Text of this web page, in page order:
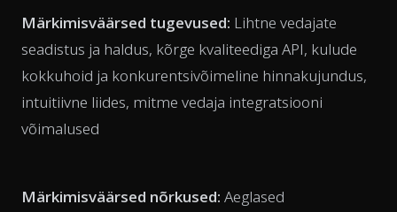
Märkimisväärsed tugevused: Lihtne vedajate
seadistus ja haldus, kõrge kvaliteediga API, kulude
kokkuhoid ja konkurentsivõimeline hinnakujundus,
intuitiivne liides, mitme vedaja integratsiooni
võimalused
Märkimisväärsed nõrkused: Aeglased